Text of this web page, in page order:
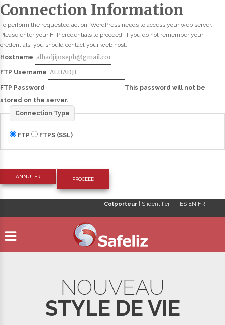
Connection Information
To perform the requested action, WordPress needs to access your web server.
Please enter your FTP credentials to proceed. If you do not remember your
credentials, you should contact your web host.
Hostname
FTP Username
FTP Password
This password will not be
stored on the server.
Connection Type
FTP FTPS (SSL)
ANNULER
Colporteur S'identifier ES EN FR
NOUVEAU
STYLE DE VIE